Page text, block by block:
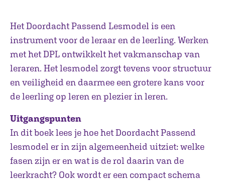
Het Doordacht Passend Lesmodel is een
instrument voor de leraar en de leerling. Werken
met het DPL ontwikkelt het vakmanschap van
leraren. Het lesmodel zorgt tevens voor structuur
en veiligheid en daarmee een grotere kans voor
de leerling op leren en plezier in leren.
Uitgangspunten
In dit boek lees je hoe het Doordacht Passend
lesmodel er in zijn algemeenheid uitziet: welke
fasen zijn er en wat is de rol daarin van de
leerkracht? Ook wordt er een compact schema